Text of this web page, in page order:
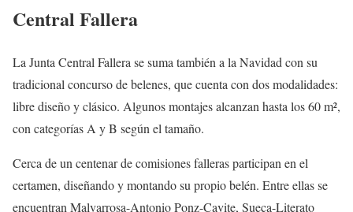
Central Fallera
La Junta Central Fallera se suma también a la Navidad con su
tradicional concurso de belenes, que cuenta con dos modalidades:
libre diseño y clásico. Algunos montajes alcanzan hasta los 60 m²,
con categorías A y B según el tamaño.
Cerca de un centenar de comisiones falleras participan en el
certamen, diseñando y montando su propio belén. Entre ellas se
encuentran Malvarrosa-Antonio Ponz-Cavite, Sueca-Literato